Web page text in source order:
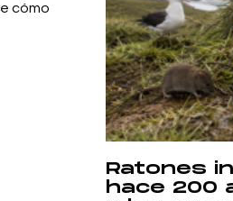
cómo
Ratones
hace 200